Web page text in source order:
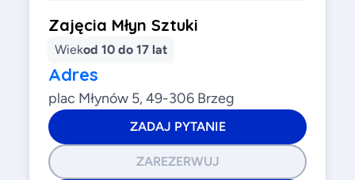
Zajęcia Młyn Sztuki
Wiekod 10 do 17 lat
Adres
plac Młynów 5, 49-306 Brzeg
ZADAJ PYTANIE
ZAREZERWUJ